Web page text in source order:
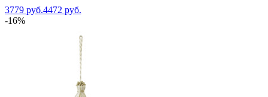
3779 руб.4472 руб.
-16%